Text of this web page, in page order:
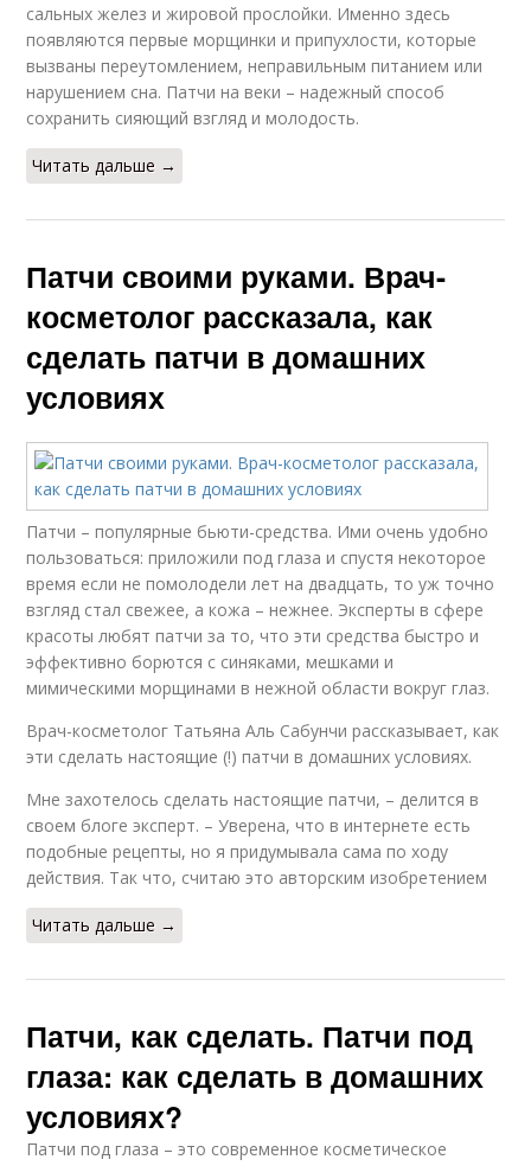
сальных желез и жировой прослойки. Именно здесь
появляются первые морщинки и припухлости, которые
вызваны переутомлением, неправильным питанием или
нарушением сна. Патчи на веки – надежный способ
сохранить сияющий взгляд и молодость.
Читать дальше →
Патчи своими руками. Врач-
косметолог рассказала, как
сделать патчи в домашних
условиях
Патчи – популярные бьюти-средства. Ими очень удобно
пользоваться: приложили под глаза и спустя некоторое
время если не помолодели лет на двадцать, то уж точно
взгляд стал свежее, а кожа – нежнее. Эксперты в сфере
красоты любят патчи за то, что эти средства быстро и
эффективно борются с синяками, мешками и
мимическими морщинами в нежной области вокруг глаз.
Врач-косметолог Татьяна Аль Сабунчи рассказывает, как
эти сделать настоящие (!) патчи в домашних условиях.
Мне захотелось сделать настоящие патчи, – делится в
своем блоге эксперт. – Уверена, что в интернете есть
подобные рецепты, но я придумывала сама по ходу
действия. Так что, считаю это авторским изобретением ⠀
Читать дальше →
Патчи, как сделать. Патчи под
глаза: как сделать в домашних
условиях?
Патчи под глаза – это современное косметическое